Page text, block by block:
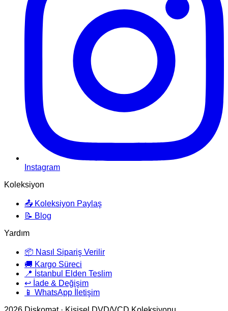
Instagram
Koleksiyon
📤 Koleksiyon Paylaş
📝 Blog
Yardım
📦 Nasıl Sipariş Verilir
🚚 Kargo Süreci
📍 İstanbul Elden Teslim
↩️ İade & Değişim
📱 WhatsApp İletişim